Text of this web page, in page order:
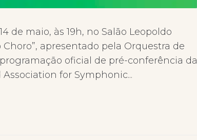
de maio, às 19h, no Salão Leopoldo
apresentado pela Orquestra de
oficial de pré-conferência da
for Symphonic...